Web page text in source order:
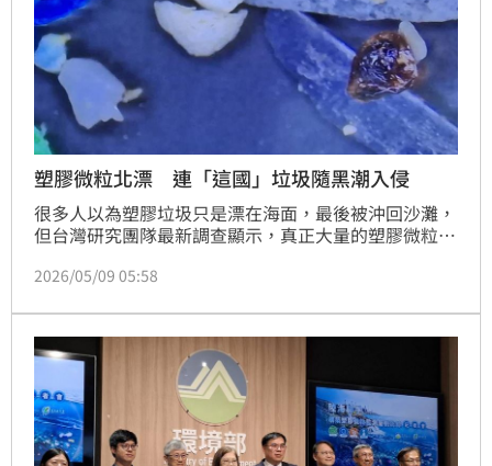
塑膠微粒北漂 連「這國」垃圾隨黑潮入侵
很多人以為塑膠垃圾只是漂在海面，最後被沖回沙灘，
但台灣研究團隊最新調查顯示，真正大量的塑膠微粒其
食，悄悄進入整個海洋食物鏈。
2026/05/09 05:58